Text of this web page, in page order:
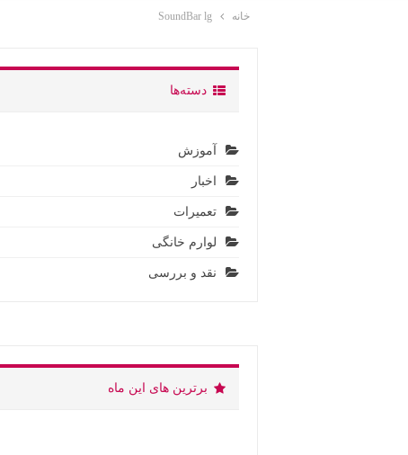
خانه SoundBar lg
دسته‌ها
آموزش
اخبار
تعمیرات
لوارم خانگی
نقد و بررسی
برترین های این ماه